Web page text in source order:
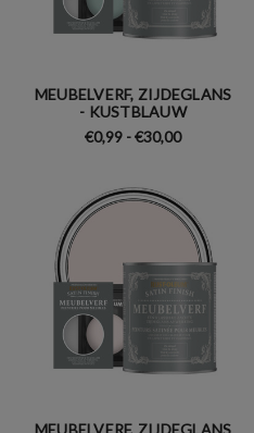
MEUBELVERF, ZIJDEGLANS
- KUSTBLAUW
€0,99 - €30,00
MEUBELVERF, ZIJDEGLANS